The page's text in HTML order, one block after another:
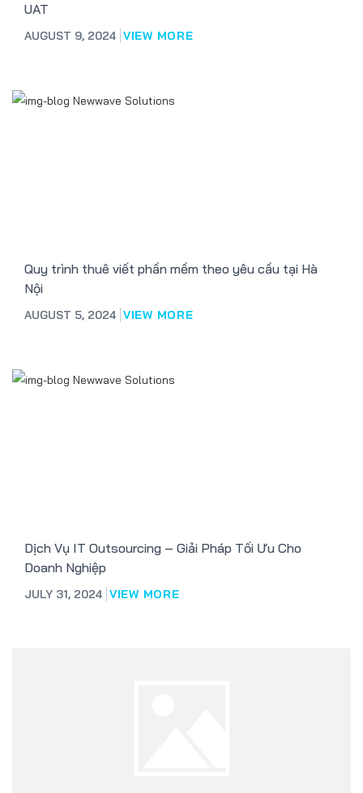
UAT
AUGUST 9, 2024 VIEW MORE
Quy trình thuê viết phần mềm theo yêu cầu tại Hà
Nội
AUGUST 5, 2024 VIEW MORE
Dịch Vụ IT Outsourcing – Giải Pháp Tối Ưu Cho
Doanh Nghiệp
JULY 31, 2024 VIEW MORE